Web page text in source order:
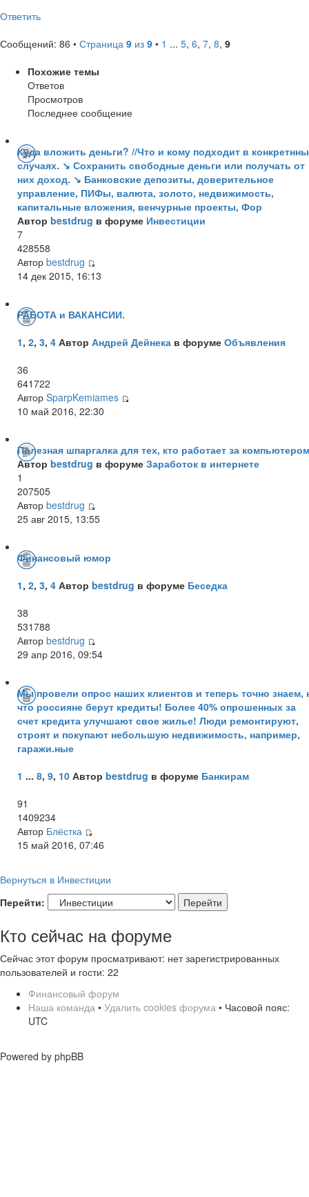
Ответить
Сообщений: 86 • Страница 9 из 9 • 1 ... 5, 6, 7, 8, 9
Похожие темы
Ответов
Просмотров
Последнее сообщение
Куда вложить деньги? //Что и кому подходит в
случаях. ↘ Сохранить свободные деньги или получать от
них доход. ↘ Банковские депозиты, доверительное
управление, ПИФы, валюта, золото, недвижимость,
капитальные вложения, венчурные проекты, Фор
Автор bestdrug в форуме Инвестиции
7
428558
Автор bestdrug
14 дек 2015, 16:13
РАБОТА и ВАКАНСИИ.
1, 2, 3, 4 Автор Андрей Дейнека в форуме Объявления
36
641722
Автор SparpKemiames
10 май 2016, 22:30
Полезная шпаргалка для тех, кто работает за
Автор bestdrug в форуме Заработок в интернете
1
207505
Автор bestdrug
25 авг 2015, 13:55
Финансовый юмор
1, 2, 3, 4 Автор bestdrug в форуме Беседка
38
531788
Автор bestdrug
29 апр 2016, 09:54
Мы провели опрос наших клиентов и теперь точно знаем,
что россияне берут кредиты! Более 40% опрошенных за
счет кредита улучшают свое жилье! Люди ремонтируют,
строят и покупают небольшую недвижимость, например,
гаражи.ные
1 ... 8, 9, 10 Автор bestdrug в форуме Банкирам
91
1409234
Автор Блёстка
15 май 2016, 07:46
Вернуться в Инвестиции
Перейти:
Кто сейчас на форуме
Сейчас этот форум просматривают: нет зарегистрированных
пользователей и гости: 22
Финансовый форум
Наша команда • Удалить cookies форума • Часовой пояс:
UTC
Powered by phpBB